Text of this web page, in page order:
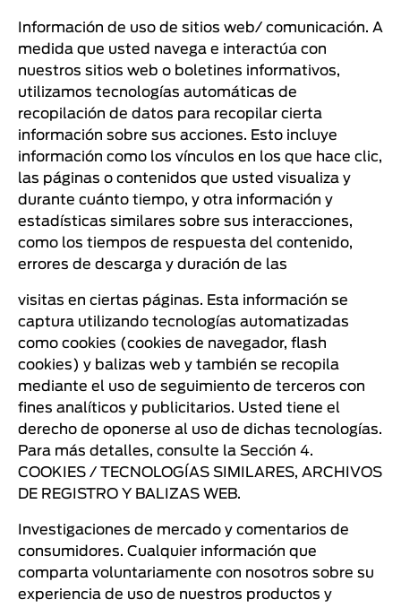
Información de uso de sitios web/ comunicación. A
medida que usted navega e interactúa con
nuestros sitios web o boletines informativos,
utilizamos tecnologías automáticas de
recopilación de datos para recopilar cierta
información sobre sus acciones. Esto incluye
información como los vínculos en los que hace clic,
las páginas o contenidos que usted visualiza y
durante cuánto tiempo, y otra información y
estadísticas similares sobre sus interacciones,
como los tiempos de respuesta del contenido,
errores de descarga y duración de las
visitas en ciertas páginas. Esta información se
captura utilizando tecnologías automatizadas
como cookies (cookies de navegador, flash
cookies) y balizas web y también se recopila
mediante el uso de seguimiento de terceros con
fines analíticos y publicitarios. Usted tiene el
derecho de oponerse al uso de dichas tecnologías.
Para más detalles, consulte la Sección 4.
COOKIES / TECNOLOGÍAS SIMILARES, ARCHIVOS
DE REGISTRO Y BALIZAS WEB.
Investigaciones de mercado y comentarios de
consumidores. Cualquier información que
comparta voluntariamente con nosotros sobre su
experiencia de uso de nuestros productos y